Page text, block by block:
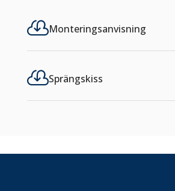
Monteringsanvisning
Sprängskiss